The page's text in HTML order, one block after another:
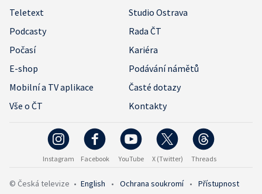
Teletext
Studio Ostrava
Podcasty
Rada ČT
Počasí
Kariéra
E-shop
Podávání námětů
Mobilní a TV aplikace
Časté dotazy
Vše o ČT
Kontakty
Instagram Facebook YouTube X (Twitter) Threads
© Česká televize • English • Ochrana soukromí • Přístupnost